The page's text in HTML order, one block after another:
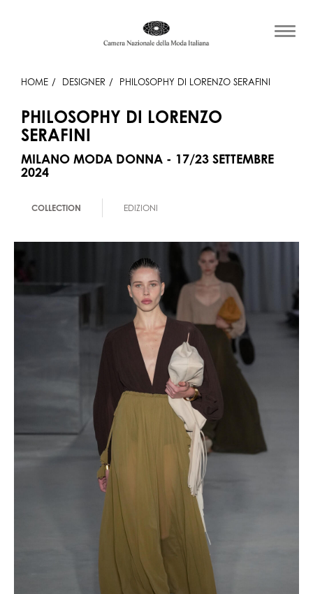
HOME DESIGNER PHILOSOPHY DI LORENZO SERAFINI
PHILOSOPHY DI LORENZO
SERAFINI
MILANO MODA DONNA - 17/23 SETTEMBRE
2024
COLLECTION EDIZIONI